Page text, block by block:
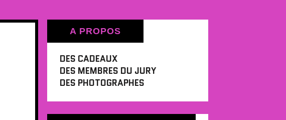
A PROPOS
DES CADEAUX
DES MEMBRES DU JURY
DES PHOTOGRAPHES